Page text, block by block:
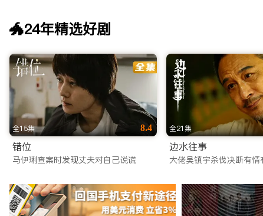
🐲24年精选好剧
全15集 8.4
错位
马伊琍查案时发现丈夫对自己说谎
全21集
边水往事
大佬吴镇宇杀伐决断有情